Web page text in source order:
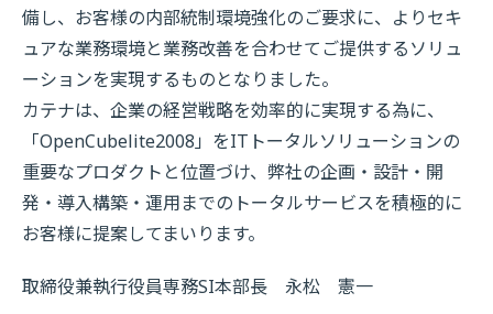
備し、お客様の内部統制環境強化のご要求に、よりセキ
ュアな業務環境と業務改善を合わせてご提供するソリュ
ーションを実現するものとなりました。
カテナは、企業の経営戦略を効率的に実現する為に、
「OpenCubelite2008」をITトータルソリューションの
重要なプロダクトと位置づけ、弊社の企画・設計・開
発・導入構築・運用までのトータルサービスを積極的に
お客様に提案してまいります。
取締役兼執行役員専務SI本部長 永松 憲一